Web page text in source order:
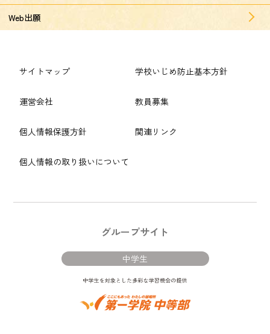
Web出願
サイトマップ
運営会社
個人情報保護方針
個人情報の取り扱いについて
学校いじめ防止基本方針
教員募集
関連リンク
グループサイト
中学生